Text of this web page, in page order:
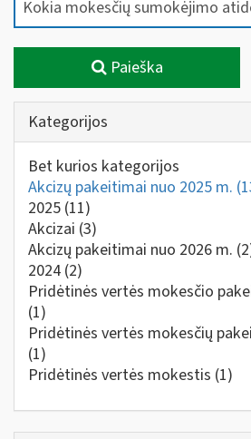
Paieška
Kategorijos
Bet kurios kategorijos
Akcizų pakeitimai nuo 2025 m.
2025 (11)
Akcizai (3)
Akcizų pakeitimai nuo 2026 m.
2024 (2)
Pridėtinės vertės mokesčio
(1)
Pridėtinės vertės mokesčių
(1)
Pridėtinės vertės mokestis (1)